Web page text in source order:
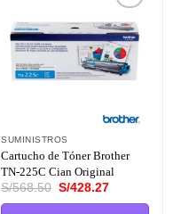
Añadir
a la
lista de
deseos
SUMINISTROS
Cartucho de Tóner Brother
TN-225C Cian Original
S/568.50 El
S/428.27El